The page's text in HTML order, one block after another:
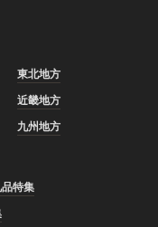
東北地方
近畿地方
九州地方
特集